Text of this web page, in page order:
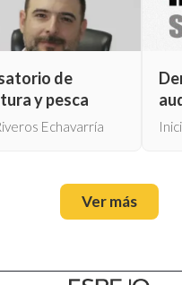
de
y pesca
Echavarría
de
Ver más